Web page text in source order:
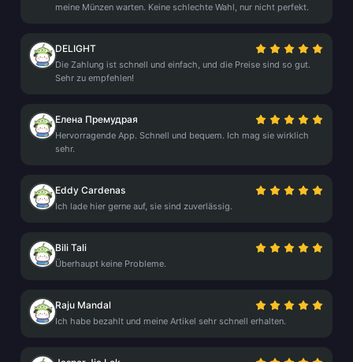
meine Münzen warten. Keine schlechte Wahl, nur nicht perfekt.
DELIGHT
Die Zahlung ist schnell und einfach, und die Preise sind so gut.
Sehr zu empfehlen!
Елена Премудрая
Hervorragende App. Schnell und bequem. Ich mag sie wirklich
sehr.
Eddy Cardenas
Ich lade hier gerne auf, sie sind zuverlässig.
Bili Tali
Überhaupt keine Probleme.
Raju Mandal
Ich habe bezahlt und meine Artikel sehr schnell erhalten.